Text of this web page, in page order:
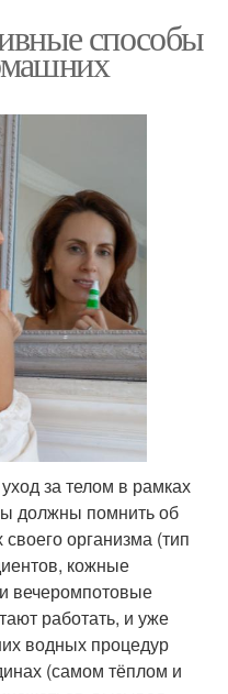
способы
за телом в рамках
должны помнить об
организма (тип
кожные
вечеромпотовые
работать, и уже
водных процедур
(самом тёплом и